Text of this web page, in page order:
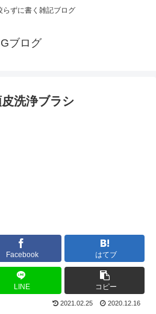
らずに書く雑記ブログ
Gブログ
洗浄ブラシ
Facebook はてブ
LINE コピー
2021.02.25 2020.12.16